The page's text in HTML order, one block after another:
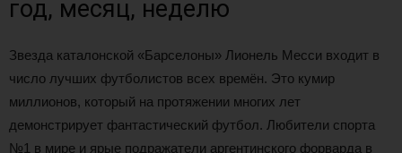
год, месяц, неделю
Звезда каталонской «Барселоны» Лионель Месси входит в
число лучших футболистов всех времён. Это кумир
миллионов, который на протяжении многих лет
демонстрирует фантастический футбол. Любители спорта
№1 в мире и ярые подражатели аргентинского форварда в